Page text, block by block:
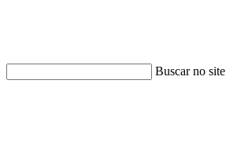
Buscar no site